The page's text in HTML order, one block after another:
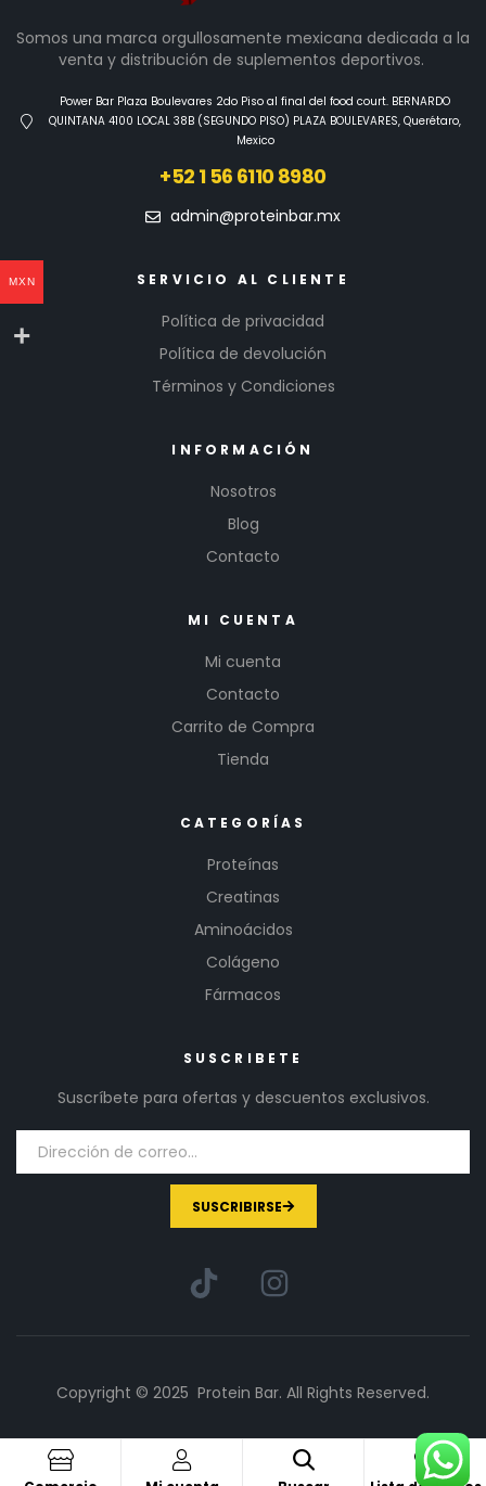
Somos una marca orgullosamente mexicana dedicada a la
venta y distribución de suplementos deportivos.
Power Bar Plaza Boulevares 2do Piso al final del food court. BERNARDO
QUINTANA 4100 LOCAL 38B (SEGUNDO PISO) PLAZA BOULEVARES, Querétaro,
Mexico
+52 1 56 6110 8980
admin@proteinbar.mx
SERVICIO AL CLIENTE
Política de privacidad
Política de devolución
Términos y Condiciones
INFORMACIÓN
Nosotros
Blog
Contacto
MI CUENTA
Mi cuenta
Contacto
Carrito de Compra
Tienda
CATEGORÍAS
Proteínas
Creatinas
Aminoácidos
Colágeno
Fármacos
SUSCRIBETE
Suscríbete para ofertas y descuentos exclusivos.
SUSCRIBIRSE
Copyright © 2025 Protein Bar. All Rights Reserved.
1
MXN